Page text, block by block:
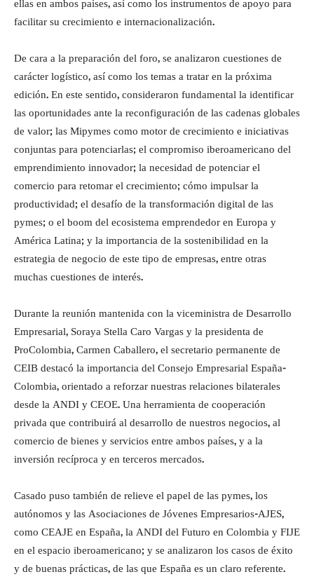
facilitar su crecimiento e internacionalización.
De cara a la preparación del foro, se analizaron cuestiones de
carácter logístico, así como los temas a tratar en la próxima
edición. En este sentido, consideraron fundamental la identificar
las oportunidades ante la reconfiguración de las cadenas globales
de valor; las Mipymes como motor de crecimiento e iniciativas
conjuntas para potenciarlas; el compromiso iberoamericano del
emprendimiento innovador; la necesidad de potenciar el
comercio para retomar el crecimiento; cómo impulsar la
productividad; el desafío de la transformación digital de las
pymes; o el boom del ecosistema emprendedor en Europa y
América Latina; y la importancia de la sostenibilidad en la
estrategia de negocio de este tipo de empresas, entre otras
muchas cuestiones de interés.
Durante la reunión mantenida con la viceministra de Desarrollo
Empresarial, Soraya Stella Caro Vargas y la presidenta de
ProColombia, Carmen Caballero, el secretario permanente de
CEIB destacó la importancia del Consejo Empresarial España-
Colombia, orientado a reforzar nuestras relaciones bilaterales
desde la ANDI y CEOE. Una herramienta de cooperación
privada que contribuirá al desarrollo de nuestros negocios, al
comercio de bienes y servicios entre ambos países, y a la
inversión recíproca y en terceros mercados.
Casado puso también de relieve el papel de las pymes, los
autónomos y las Asociaciones de Jóvenes Empresarios-AJES,
como CEAJE en España, la ANDI del Futuro en Colombia y FIJE
en el espacio iberoamericano; y se analizaron los casos de éxito
y de buenas prácticas, de las que España es un claro referente.